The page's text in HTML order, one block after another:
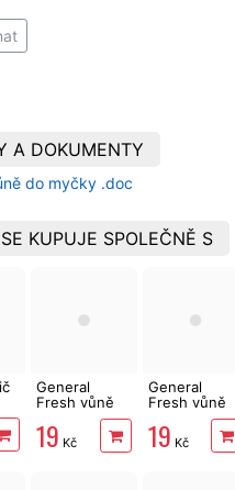
A DOKUMENTY
do myčky .doc
KUPUJE SPOLEČNĚ S
General
Fresh vůně
do myčky
Lemon
19 Kč
General
Fresh vůně
do myčky
Green Apple
19 Kč